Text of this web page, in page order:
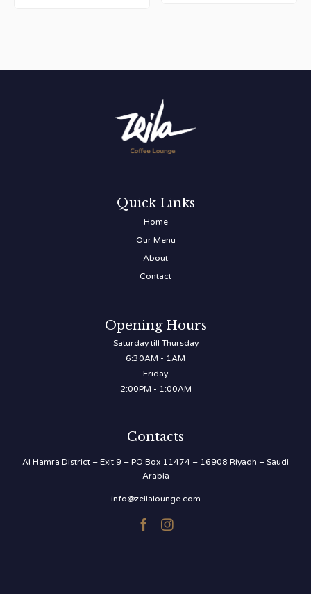
Quick Links
Home
Our Menu
About
Contact
Opening Hours
Saturday till Thursday
6:30AM - 1AM
Friday
2:00PM - 1:00AM
Contacts
Al Hamra District – Exit 9 – PO Box 11474 – 16908 Riyadh – Saudi
Arabia
info@zeilalounge.com
 